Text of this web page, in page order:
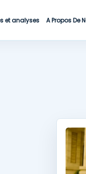
et analyses A Propos De